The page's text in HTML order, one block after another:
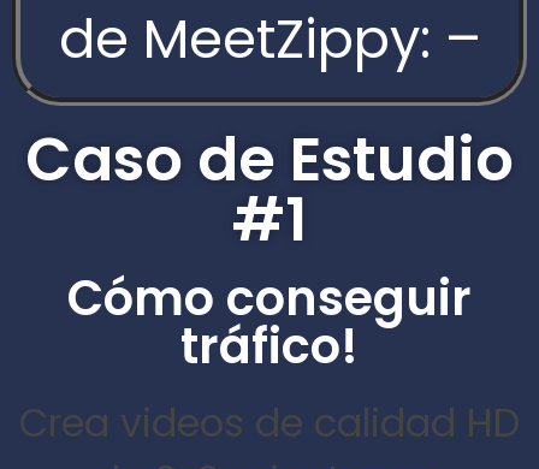
de MeetZippy: –
Caso de Estudio
#1
Cómo conseguir
tráfico!
Crea videos de calidad HD